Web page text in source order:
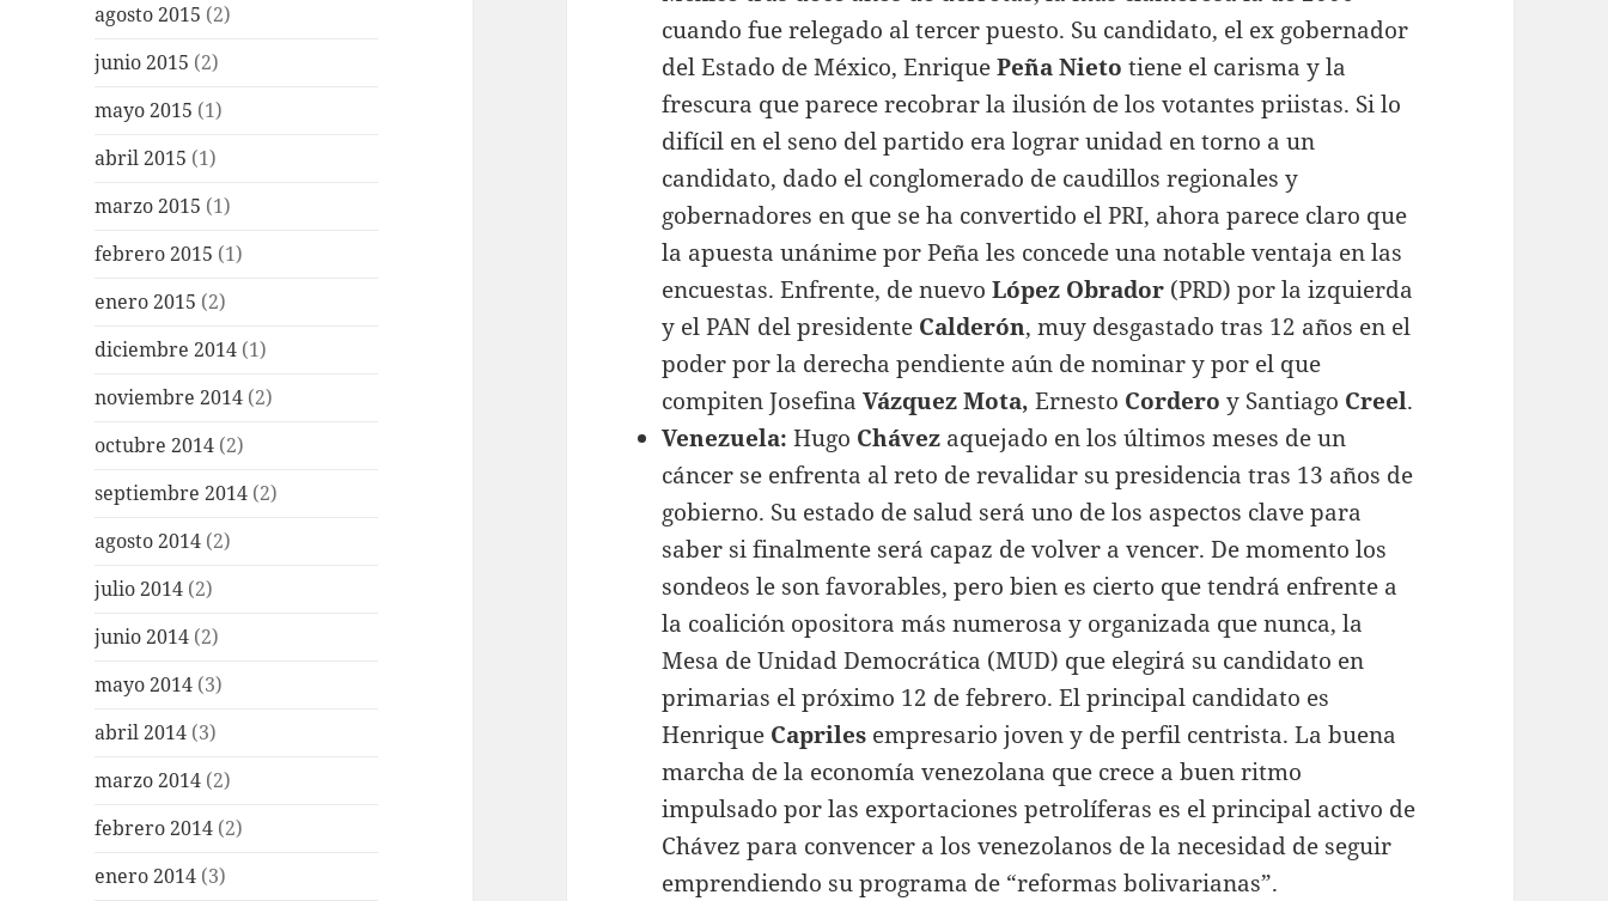
agosto 2015 (2)
junio 2015 (2)
mayo 2015 (1)
abril 2015 (1)
marzo 2015 (1)
febrero 2015 (1)
enero 2015 (2)
diciembre 2014 (1)
noviembre 2014 (2)
octubre 2014 (2)
septiembre 2014 (2)
agosto 2014 (2)
julio 2014 (2)
junio 2014 (2)
mayo 2014 (3)
abril 2014 (3)
marzo 2014 (2)
febrero 2014 (2)
enero 2014 (3)
cuando fue relegado al tercer puesto. Su candidato, el ex gobernador
del Estado de México, EnriquePeña Nieto tiene el carisma y la
frescura que parece recobrar la ilusión de los votantes priistas. Si lo
difícil en el seno del partido era lograr unidad en torno a un
candidato, dado el conglomerado de caudillos regionales y
gobernadores en que se ha convertido el PRI, ahora parece claro que
la apuesta unánime por Peña les concede una notable ventaja en las
encuestas. Enfrente, de nuevo López Obrador (PRD) por la izquierda
y el PAN del presidente Calderón, muy desgastado tras 12 años en el
poder por la derecha pendiente aún de nominar y por el que
compiten JosefinaVázquez Mota, Ernesto Cordero y Santiago Creel.
Venezuela:Hugo Chávez aquejado en los últimos meses de un
cáncer se enfrenta al reto de revalidar su presidencia tras 13 años de
gobierno. Su estado de salud será uno de los aspectos clave para
saber si finalmente será capaz de volver a vencer. De momento los
sondeos le son favorables, pero bien es cierto que tendrá enfrente a
la coalición opositora más numerosa y organizada que nunca, la
Mesa de Unidad Democrática (MUD) que elegirá su candidato en
primarias el próximo 12 de febrero. El principal candidato es
Henrique Capriles empresario joven y de perfil centrista. La buena
marcha de la economía venezolana que crece a buen ritmo
impulsado por las exportaciones petrolíferas es el principal activo de
Chávez para convencer a los venezolanos de la necesidad de seguir
emprendiendo su programa de “reformas bolivarianas”.